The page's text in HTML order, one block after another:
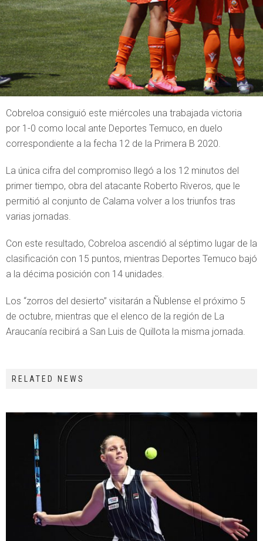
Cobreloa consiguió este miércoles una trabajada victoria
por 1-0 como local ante Deportes Temuco, en duelo
correspondiente a la fecha 12 de la Primera B 2020.
La única cifra del compromiso llegó a los 12 minutos del
primer tiempo, obra del atacante Roberto Riveros, que le
permitió al conjunto de Calama volver a los triunfos tras
varias jornadas.
Con este resultado, Cobreloa ascendió al séptimo lugar de la
clasificación con 15 puntos, mientras Deportes Temuco bajó
a la décima posición con 14 unidades.
Los “zorros del desierto” visitarán a Ñublense el próximo 5
de octubre, mientras que el elenco de la región de La
Araucanía recibirá a San Luis de Quillota la misma jornada.
RELATED NEWS